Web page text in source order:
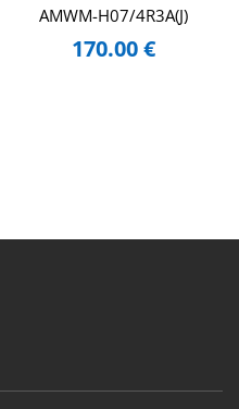
AMWM-H07/4R3A(J)
170.00€